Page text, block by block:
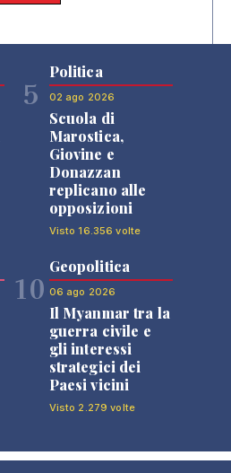
5
Politica
02 ago 2026
Scuola di
Marostica,
Giovine e
Donazzan
replicano alle
opposizioni
Visto 16.356 volte
10
Geopolitica
06 ago 2026
Il Myanmar tra la
guerra civile e
gli interessi
strategici dei
Paesi vicini
Visto 2.279 volte